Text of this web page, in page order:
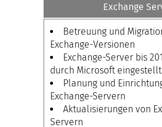
Exchange
Betreuung und
Exchange-Versionen
Exchange-Server bis
durch Microsoft
Planung und
Exchange-Servern
Aktualisierungen von
Servern